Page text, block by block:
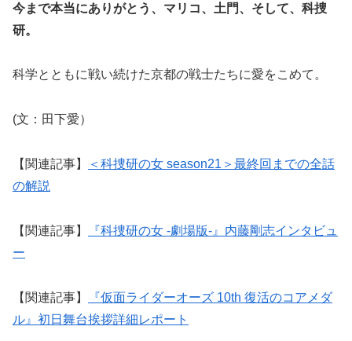
今まで本当にありがとう、マリコ、土門、そして、科捜
研。
科学とともに戦い続けた京都の戦士たちに愛をこめて。
(文：田下愛）
【関連記事】
＜科捜研の女 season21＞最終回までの全話
の解説
【関連記事】
『科捜研の女 -劇場版-』内藤剛志インタビュ
ー
【関連記事】
『仮面ライダーオーズ 10th 復活のコアメダ
ル』初日舞台挨拶詳細レポート